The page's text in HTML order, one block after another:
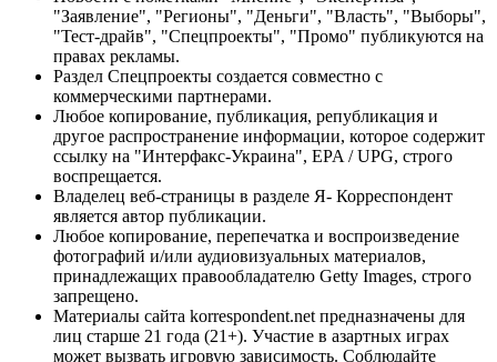
"Заявление", "Регионы", "Деньги", "Власть", "Выборы",
"Тест-драйв", "Спецпроекты", "Промо" публикуются на
правах рекламы.
Раздел Спецпроекты создается совместно с
коммерческими партнерами.
Любое копирование, публикация, републикация и
другое распространение информации, которое содержит
ссылку на "Интерфакс-Украина", EPA / UPG, строго
воспрещается.
Владелец веб-страницы в разделе Я- Корреспондент
является автор публикации.
Любое копирование, перепечатка и воспроизведение
фотографий и/или аудиовизуальных материалов,
принадлежащих правообладателю Getty Images, строго
запрещено.
Материалы сайта korrespondent.net предназначены для
лиц старше 21 года (21+). Участие в азартных играх
может вызвать игровую зависимость. Соблюдайте